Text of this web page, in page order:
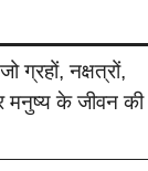
ग्रहों, नक्षत्रों,
मनुष्य के जीवन की